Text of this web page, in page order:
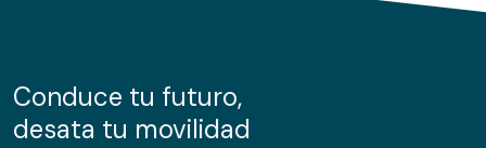
información sobre el uso que haga del sitio web con
nuestros partners de redes sociales, publicidad y análisis
Conduce tu futuro,
desata tu movilidad